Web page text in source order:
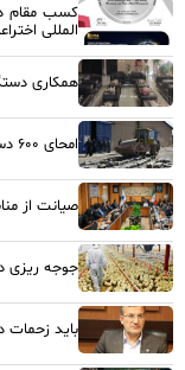
کسب مقام
المللی
همکاری
امحای ۶۰۰ دستگاه ماینر غیرمجاز در استان مرکزی
صیانت از
جوجه ریزی در
باید